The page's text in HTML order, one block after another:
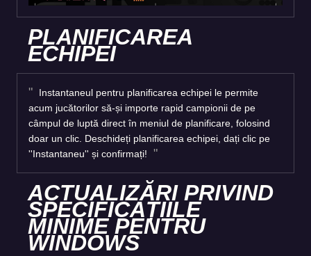
PLANIFICAREA
ECHIPEI
Instantaneul pentru planificarea echipei le permite
acum jucătorilor să-și importe rapid campionii de pe
câmpul de luptă direct în meniul de planificare, folosind
doar un clic. Deschideți planificarea echipei, dați clic pe
''Instantaneu'' și confirmați!
ACTUALIZĂRI PRIVIND
SPECIFICAȚIILE
MINIME PENTRU
WINDOWS